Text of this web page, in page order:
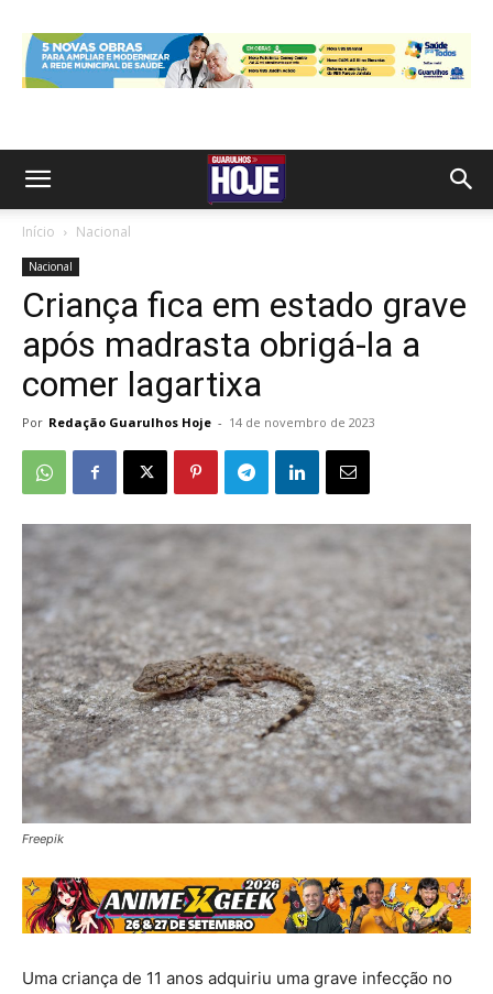
Início Nacional
Nacional
Criança fica em estado grave
após madrasta obrigá-la a
comer lagartixa
Por Redação Guarulhos Hoje - 14 de novembro de 2023
Freepik
Uma criança de 11 anos adquiriu uma grave infecção no